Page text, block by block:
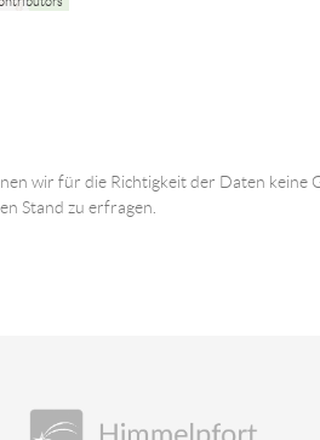
wir für die Richtigkeit der Daten keine
Stand zu erfragen.